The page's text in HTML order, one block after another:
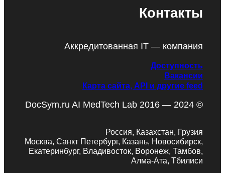
Контакты
Аккредитованная IT — компания
Доступность
Вакансии
Карта сайта, API и другие feed
DocSym.ru AI MedTech Lab 2016 — 2024 ©
Россия, Казахстан, Грузия
Москва, Санкт Петербург, Казань, Новосибирск,
Екатеринбург, Владивосток, Воронеж, Тамбов,
Алма-Ата, Тбилиси